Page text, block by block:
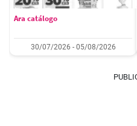
Ara catálogo
30/07/2026 - 05/08/2026